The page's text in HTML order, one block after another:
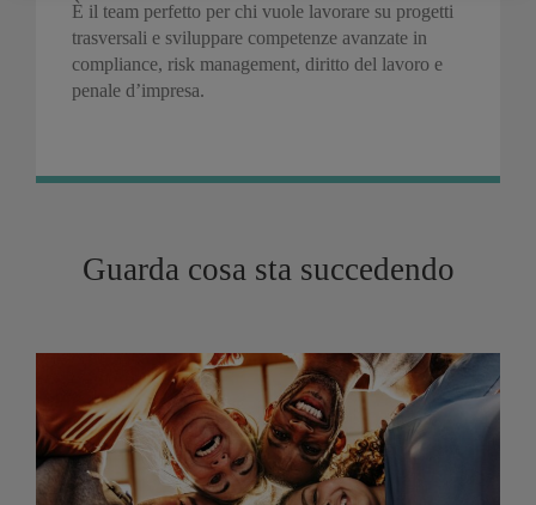
È il team perfetto per chi vuole lavorare su progetti
trasversali e sviluppare competenze avanzate in
compliance, risk management, diritto del lavoro e
penale d’impresa.
Guarda cosa sta succedendo